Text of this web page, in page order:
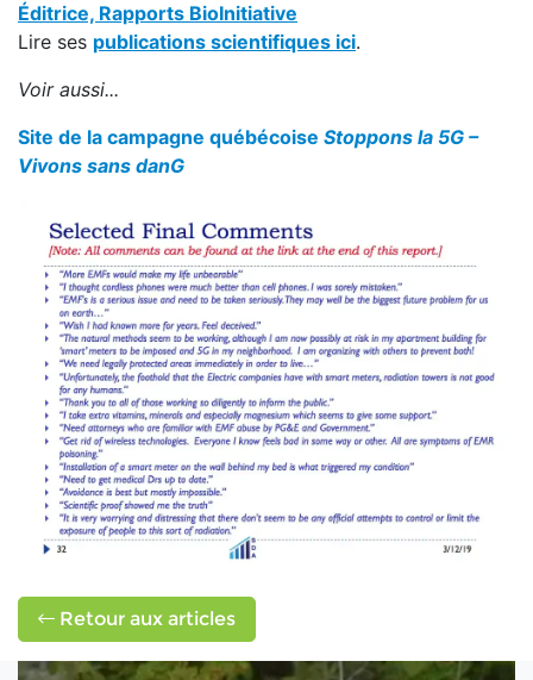
Éditrice, Rapports BioInitiative
Lire ses publications scientifiques ici.
Voir aussi...
Site de la campagne québécoise Stoppons la 5G –
Vivons sans danG
Retour aux articles